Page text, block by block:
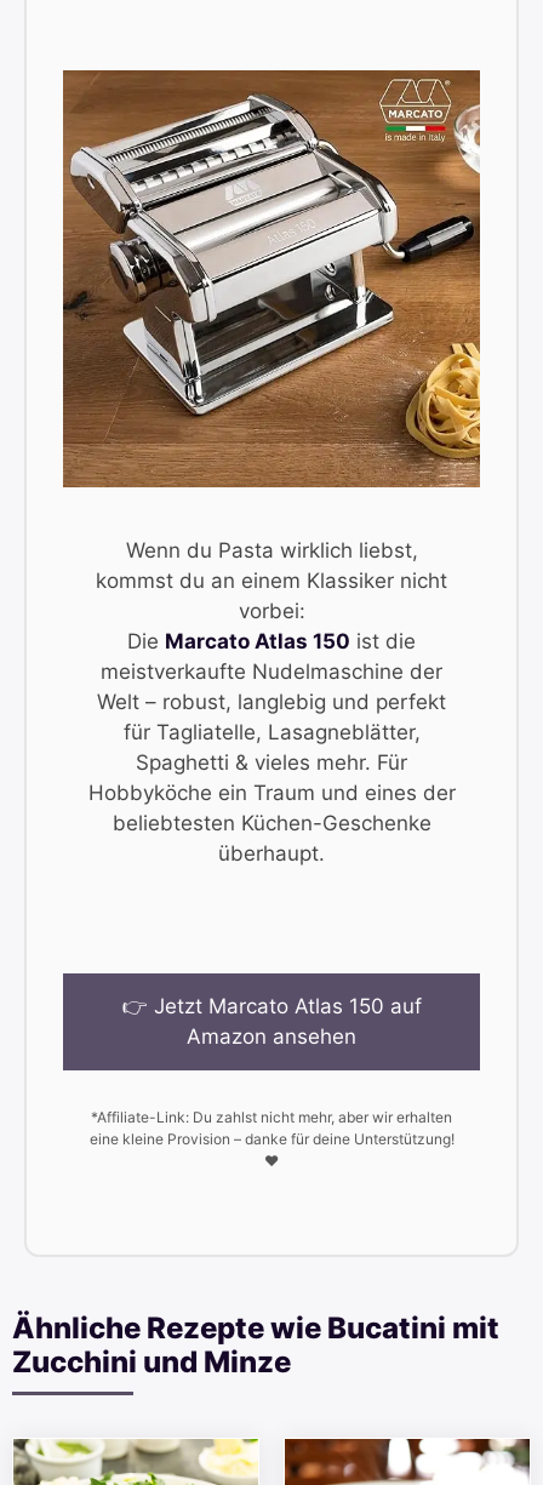
Wenn du Pasta wirklich liebst,
kommst du an einem Klassiker nicht
vorbei:
Die Marcato Atlas 150 ist die
meistverkaufte Nudelmaschine der
Welt – robust, langlebig und perfekt
für Tagliatelle, Lasagneblätter,
Spaghetti & vieles mehr. Für
Hobbyköche ein Traum und eines der
beliebtesten Küchen-Geschenke
überhaupt.
👉 Jetzt Marcato Atlas 150 auf
Amazon ansehen
*Affiliate-Link: Du zahlst nicht mehr, aber wir erhalten
eine kleine Provision – danke für deine Unterstützung!
❤️
Ähnliche Rezepte wie Bucatini mit
Zucchini und Minze